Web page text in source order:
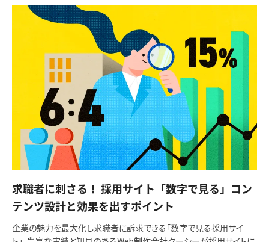
求職者に刺さる！ 採用サイト「数字で見る」コン
テンツ設計と効果を出すポイント
企業の魅力を最大化し求職者に訴求できる「数字で見る採用サイ